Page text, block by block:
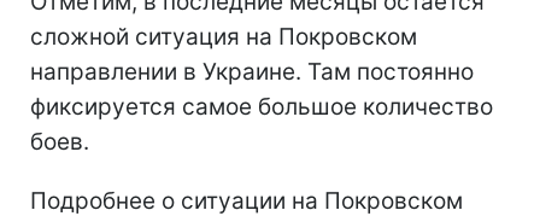
сложной ситуация на Покровском
направлении в Украине. Там постоянно
фиксируется самое большое количество
боев.
Подробнее о ситуации на Покровском